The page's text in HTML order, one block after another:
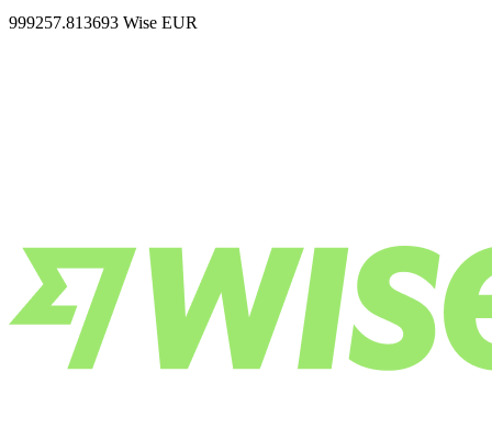
999257.813693 Wise EUR